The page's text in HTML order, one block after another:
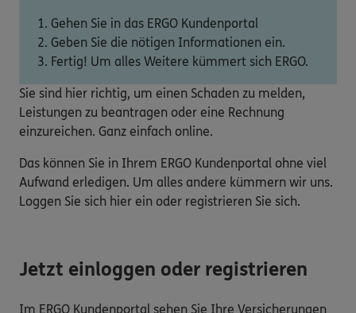
Gehen Sie in das ERGO Kundenportal
Geben Sie die nötigen Informationen ein.
Fertig! Um alles Weitere kümmert sich ERGO.
Sie sind hier richtig, um einen Schaden zu melden,
Leistungen zu beantragen oder eine Rechnung
einzureichen. Ganz einfach online.
Das können Sie in Ihrem ERGO Kundenportal ohne viel
Aufwand erledigen. Um alles andere kümmern wir uns.
Loggen Sie sich hier ein oder registrieren Sie sich.
Jetzt einloggen oder registrieren
Im ERGO Kundenportal sehen Sie Ihre Versicherungen